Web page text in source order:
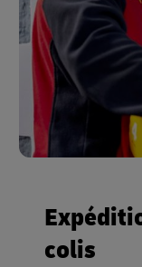
colis